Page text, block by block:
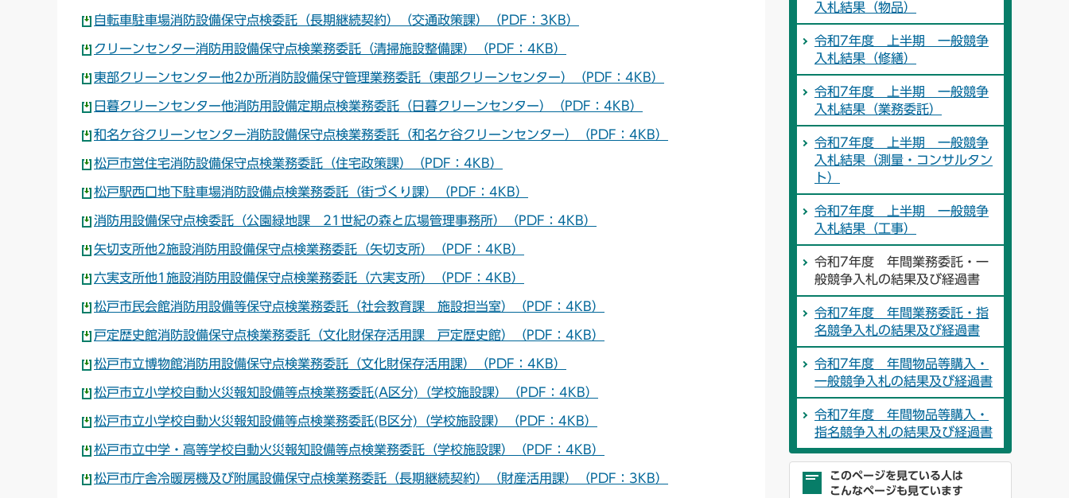
自転車駐車場消防設備保守点検委託（長期継続契約）（交通政策課）（PDF：3KB）
クリーンセンター消防用設備保守点検業務委託（清掃施設整備課）（PDF：4KB）
東部クリーンセンター他2か所消防設備保守管理業務委託（東部クリーンセンター）（PDF：4KB）
日暮クリーンセンター他消防用設備定期点検業務委託（日暮クリーンセンター）（PDF：4KB）
和名ケ谷クリーンセンター消防設備保守点検業務委託（和名ケ谷クリーンセンター）（PDF：4KB）
松戸市営住宅消防設備保守点検業務委託（住宅政策課）（PDF：4KB）
松戸駅西口地下駐車場消防設備点検業務委託（街づくり課）（PDF：4KB）
消防用設備保守点検委託（公園緑地課 21世紀の森と広場管理事務所）（PDF：4KB）
矢切支所他2施設消防用設備保守点検業務委託（矢切支所）（PDF：4KB）
六実支所他1施設消防用設備保守点検業務委託（六実支所）（PDF：4KB）
松戸市民会館消防用設備等保守点検業務委託（社会教育課 施設担当室）（PDF：4KB）
戸定歴史館消防設備保守点検業務委託（文化財保存活用課 戸定歴史館）（PDF：4KB）
松戸市立博物館消防用設備保守点検業務委託（文化財保存活用課）（PDF：4KB）
松戸市立小学校自動火災報知設備等点検業務委託(A区分)（学校施設課）（PDF：4KB）
松戸市立小学校自動火災報知設備等点検業務委託(B区分)（学校施設課）（PDF：4KB）
松戸市立中学・高等学校自動火災報知設備等点検業務委託（学校施設課）（PDF：4KB）
松戸市庁舎冷暖房機及び附属設備保守点検業務委託（長期継続契約）（財産活用課）（PDF：3KB）
入札結果（物品）
令和7年度 上半期 一般競争
入札結果（修繕）
令和7年度 上半期 一般競争
入札結果（業務委託）
令和7年度 上半期 一般競争
入札結果（測量・コンサルタン
ト）
令和7年度 上半期 一般競争
入札結果（工事）
令和7年度 年間業務委託・一
般競争入札の結果及び経過書
令和7年度 年間業務委託・指
名競争入札の結果及び経過書
令和7年度 年間物品等購入・
一般競争入札の結果及び経過書
令和7年度 年間物品等購入・
指名競争入札の結果及び経過書
このページを見ている人は
こんなページも見ています